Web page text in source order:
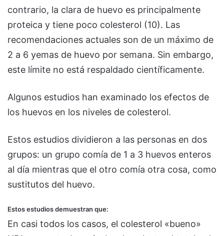
contrario, la clara de huevo es principalmente
proteica y tiene poco colesterol (10). Las
recomendaciones actuales son de un máximo de
2 a 6 yemas de huevo por semana. Sin embargo,
este límite no está respaldado científicamente.
Algunos estudios han examinado los efectos de
los huevos en los niveles de colesterol.
Estos estudios dividieron a las personas en dos
grupos: un grupo comía de 1 a 3 huevos enteros
al día mientras que el otro comía otra cosa, como
sustitutos del huevo.
Estos estudios demuestran que:
En casi todos los casos, el colesterol «bueno»